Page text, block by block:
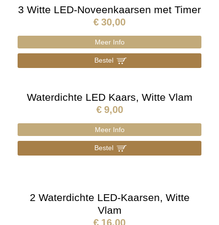
3 Witte LED-Noveenkaarsen met Timer
€ 30,00
Meer Info
Bestel ]
Waterdichte LED Kaars, Witte Vlam
€ 9,00
Meer Info
Bestel ]
2 Waterdichte LED-Kaarsen, Witte
Vlam
€ 16,00